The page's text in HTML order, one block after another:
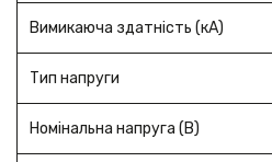
Вимикаюча здатність (кА)
Тип напруги
Номінальна напруга (В)